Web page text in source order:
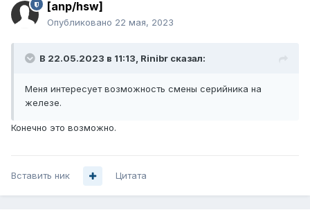
[anp/hsw]
Опубликовано 22 мая, 2023
В 22.05.2023 в 11:13, Rinibr сказал:
Меня интересует возможность смены серийника на
железе.
Конечно это возможно.
Вставить ник Цитата